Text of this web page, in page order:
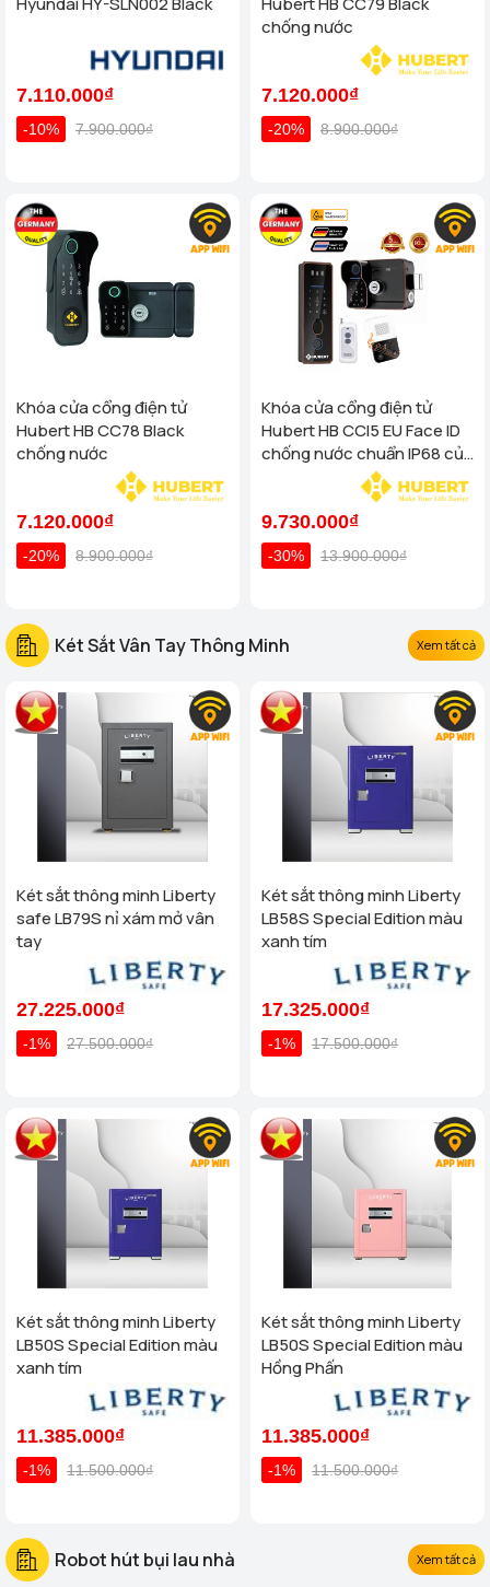
7.110.000₫
-10% 7.900.000₫
chống nước
7.120.000₫
-20% 8.900.000₫
Khóa cửa cổng điện tử
Hubert HB CC78 Black
chống nước
7.120.000₫
-20% 8.900.000₫
Khóa cửa cổng điện tử
Hubert HB CCI5 EU Face ID
chống nước chuẩn IP68 của
tiêu chuẩn Đức
9.730.000₫
-30% 13.900.000₫
Két Sắt Vân Tay Thông Minh Xem tất cả
Két sắt thông minh Liberty
safe LB79S nỉ xám mở vân
tay
27.225.000₫
-1% 27.500.000₫
Két sắt thông minh Liberty
LB58S Special Edition màu
xanh tím
17.325.000₫
-1% 17.500.000₫
Két sắt thông minh Liberty
LB50S Special Edition màu
xanh tím
11.385.000₫
-1% 11.500.000₫
Két sắt thông minh Liberty
LB50S Special Edition màu
Hồng Phấn
11.385.000₫
-1% 11.500.000₫
Robot hút bụi lau nhà Xem tất cả